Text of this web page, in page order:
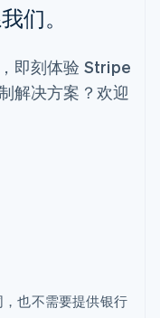
们。
即刻体验 Stripe
解决方案？欢迎
也不需要提供银行